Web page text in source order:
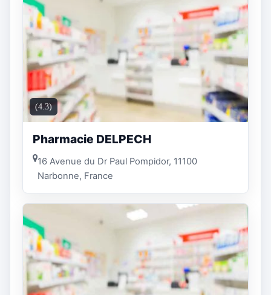
(4.3)
Pharmacie DELPECH
16 Avenue du Dr Paul Pompidor, 11100
Narbonne, France